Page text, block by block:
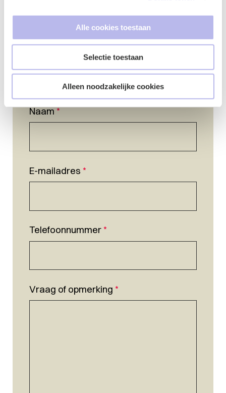
Alle cookies toestaan
Selectie toestaan
Alleen noodzakelijke cookies
Naam*
E-mailadres *
Telefoonnummer*
Vraag of opmerking *